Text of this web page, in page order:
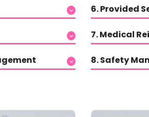
6. Provided
7. Medical
8. Safety